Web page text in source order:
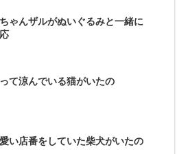
ゃんザルがぬいぐるみと一緒に
て涼んでいる猫がいたの
い店番をしていた柴犬がいたの